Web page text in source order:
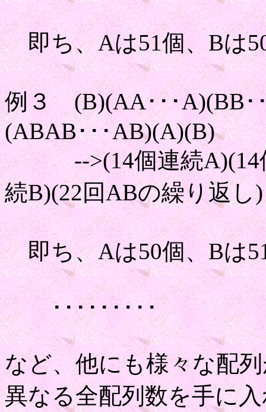
即ち、Aは51個、Bは
例３ (B)(AA･･･A)(BB･
(ABAB･･･AB)(A)(B)
-->(14個連続A)(14個
続B)(22回ABの繰り返し)
即ち、Aは50個、Bは
･････････
など、他にも様々な配
異なる全配列数を手に